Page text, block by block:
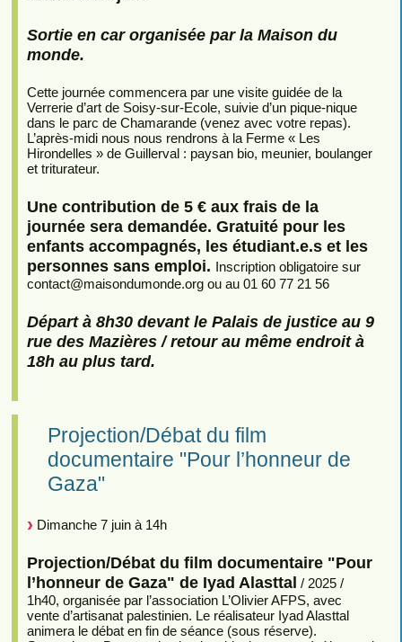
Sortie en car organisée par la Maison du
monde.
Cette journée commencera par une visite guidée de la
Verrerie d’art de Soisy-sur-Ecole, suivie d’un pique-nique
dans le parc de Chamarande (venez avec votre repas).
L’après-midi nous nous rendrons à la Ferme « Les
Hirondelles » de Guillerval : paysan bio, meunier, boulanger
et triturateur.
Une contribution de 5 € aux frais de la
journée sera demandée. Gratuité pour les
enfants accompagnés, les étudiant.e.s et les
personnes sans emploi. Inscription obligatoire sur
contact@maisondumonde.org ou au 01 60 77 21 56
Départ à 8h30 devant le Palais de justice au 9
rue des Mazières / retour au même endroit à
18h au plus tard.
Projection/Débat du film
documentaire "Pour l’honneur de
Gaza"
Dimanche 7 juin à 14h
Projection/Débat du film documentaire "Pour
l’honneur de Gaza" de Iyad Alasttal / 2025 /
1h40, organisée par l’association L’Olivier AFPS, avec
vente d’artisanat palestinien. Le réalisateur Iyad Alasttal
animera le débat en fin de séance (sous réserve).